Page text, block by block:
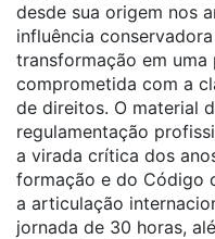
desde sua origem nos
influência
transformação em
comprometida com a
de direitos. O material
regulamentação
a virada crítica dos
formação e do Código
a articulação
jornada de 30 horas,